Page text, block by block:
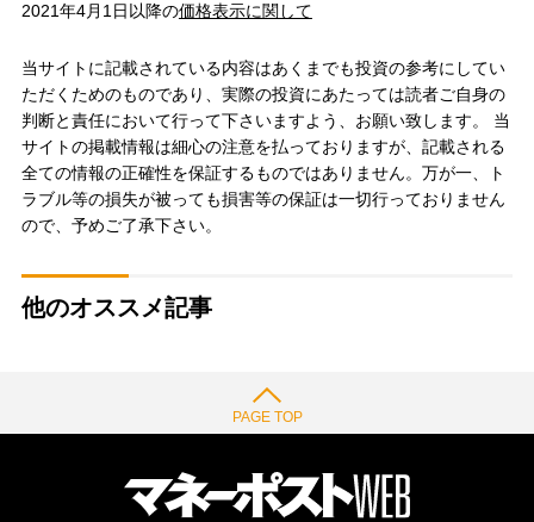
2021年4月1日以降の価格表示に関して
当サイトに記載されている内容はあくまでも投資の参考にしてい
ただくためのものであり、実際の投資にあたっては読者ご自身の
判断と責任において行って下さいますよう、お願い致します。 当
サイトの掲載情報は細心の注意を払っておりますが、記載される
全ての情報の正確性を保証するものではありません。万が一、ト
ラブル等の損失が被っても損害等の保証は一切行っておりません
ので、予めご了承下さい。
他のオススメ記事
PAGE TOP